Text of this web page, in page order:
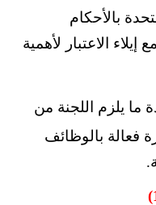
بالأحكام
الاعتبار لأهمية
ما يلزم اللجنة من
فعالة بالوظائف